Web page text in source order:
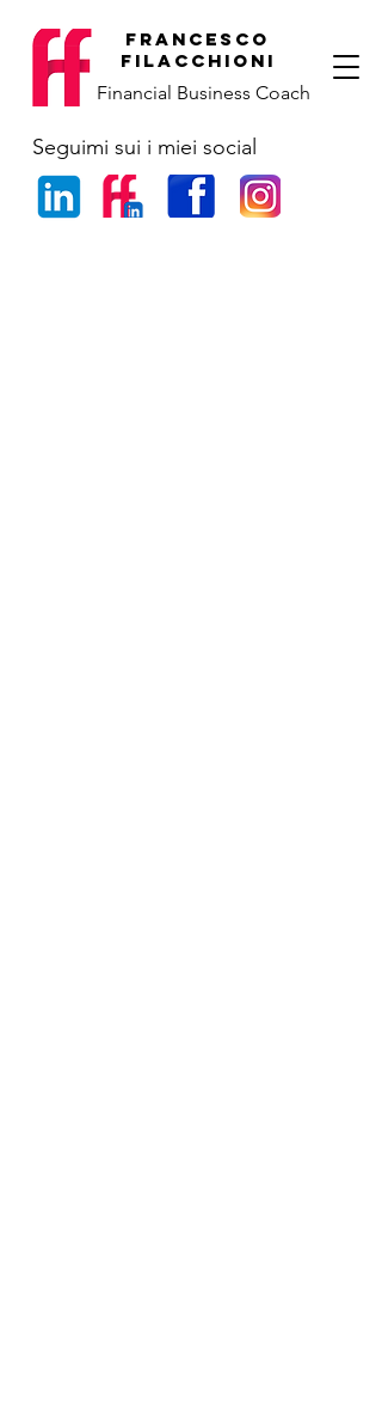
francesco
filacchioni
Financial Business Coach
Seguimi sui i miei social